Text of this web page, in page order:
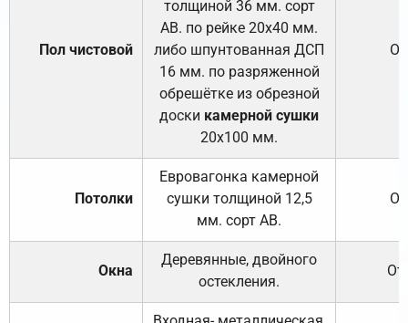
Пол чистовой
толщиной 36 мм. сорт
АВ. по рейке 20х40 мм.
либо шпунтованная ДСП
16 мм. по разряженной
обрешётке из обрезной
доски камерной сушки
20х100 мм.
Потолки
Евровагонка камерной
сушки толщиной 12,5
мм. сорт АВ.
Окна
Деревянные, двойного
остекления.